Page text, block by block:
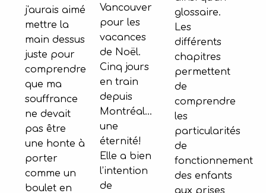
j'aurais aimé
mettre la
main dessus
juste pour
comprendre
que ma
souffrance
ne devait
pas être
une honte à
porter
comme un
boulet en
glossaire.
Les
différents
chapitres
permettent
de
comprendre
les
particularités
de
fonctionnement
des enfants
aux prises
Vancouver
pour les
vacances
de Noël.
Cinq jours
en train
depuis
Montréal...
une
éternité!
Elle a bien
l’intention
de